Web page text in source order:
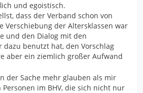
und egoistisch.
dass der Verband schon von
Verschiebung der Altersklassen war
und den Dialog mit den
dazu benutzt hat, den Vorschlag
aber ein ziemlich großer Aufwand
der Sache mehr glauben als mir
im BHV, die sich nicht nur